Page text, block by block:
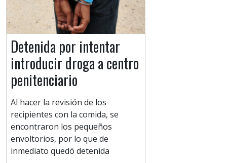
Detenida por intentar
introducir droga a centro
penitenciario
Al hacer la revisión de los
recipientes con la comida, se
encontraron los pequeños
envoltorios, por lo que de
inmediato quedó detenida